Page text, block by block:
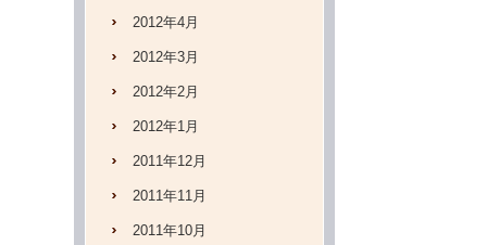
2012年4月
2012年3月
2012年2月
2012年1月
2011年12月
2011年11月
2011年10月